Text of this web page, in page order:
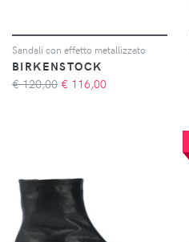
Sandali con effetto metallizzato
BIRKENSTOCK
€ 120,00 € 116,00